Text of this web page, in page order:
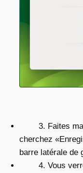
3. Faites
cherchez
barre latérale de
4. Vous